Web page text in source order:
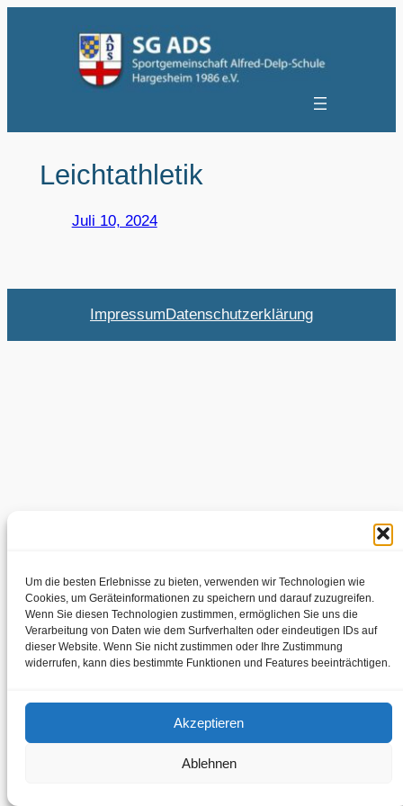
Um die besten Erlebnisse zu bieten, verwenden wir Technologien wie
Cookies, um Geräteinformationen zu speichern und darauf zuzugreifen.
Wenn Sie diesen Technologien zustimmen, ermöglichen Sie uns die
Verarbeitung von Daten wie dem Surfverhalten oder eindeutigen IDs auf
dieser Website. Wenn Sie nicht zustimmen oder Ihre Zustimmung
widerrufen, kann dies bestimmte Funktionen und Features beeinträchtigen.
Akzeptieren
Ablehnen
Leichtathletik
Juli 10, 2024
ImpressumDatenschutzerklärung